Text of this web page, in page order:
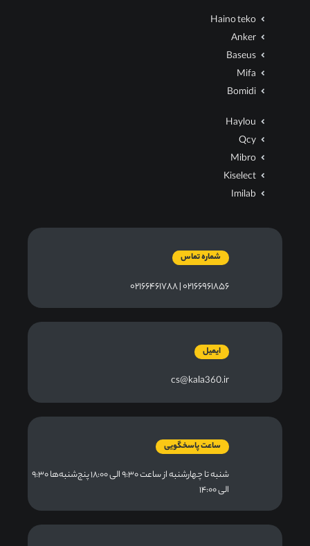
Haino teko
Anker
Baseus
Mifa
Bomidi
Haylou
Qcy
Mibro
Kiselect
Imilab
شماره تماس
۰۲۱۶۶۹۶۱۸۵۶ | ۰۲۱۶۶۴۶۱۷۸۸
ایمیل
cs@kala360.ir
ساعت پاسخگویی
شنبه تا چهارشنبه از ساعت ۹:۳۰ الی ۱۸:۰۰ پنج‌شنبه‌ها ۹:۳۰
الی ۱۴:۰۰